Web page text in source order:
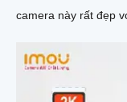
camera này rất đẹp